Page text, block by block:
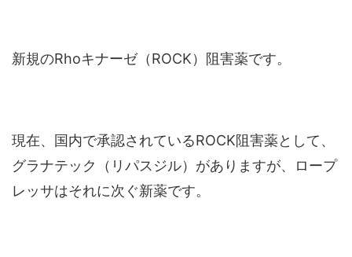
新規のRhoキナーゼ（ROCK）阻害薬です。
現在、国内で承認されているROCK阻害薬として、
グラナテック（リパスジル）がありますが、ロープ
レッサはそれに次ぐ新薬です。